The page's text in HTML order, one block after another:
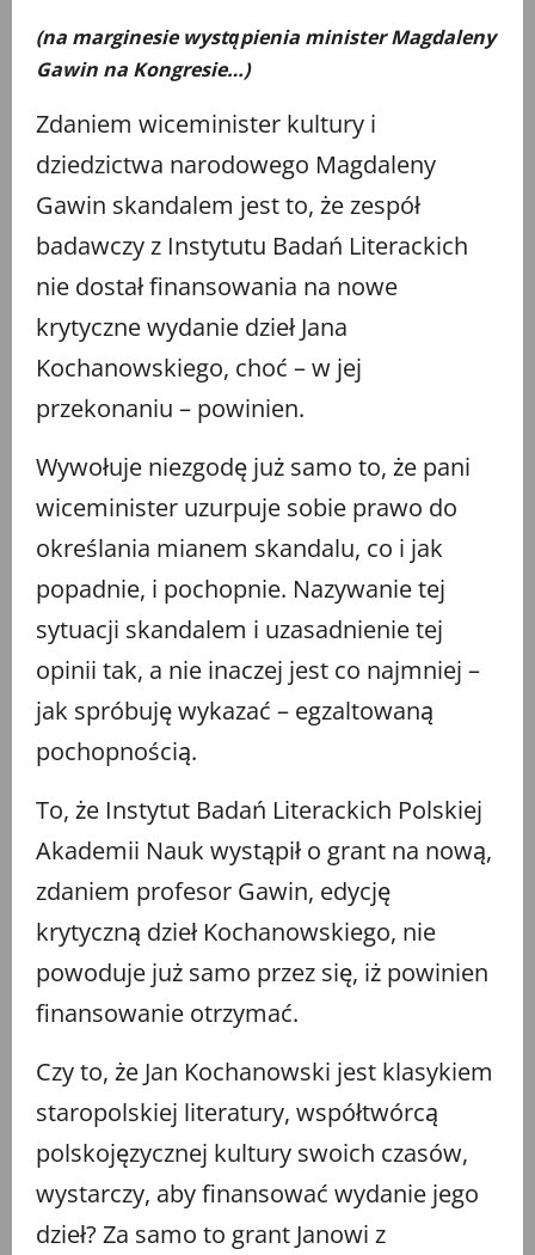
(na marginesie wystąpienia minister Magdaleny
Gawin na Kongresie…)
Zdaniem wiceminister kultury i
dziedzictwa narodowego Magdaleny
Gawin skandalem jest to, że zespół
badawczy z Instytutu Badań Literackich
nie dostał finansowania na nowe
krytyczne wydanie dzieł Jana
Kochanowskiego, choć – w jej
przekonaniu – powinien.
Wywołuje niezgodę już samo to, że pani
wiceminister uzurpuje sobie prawo do
określania mianem skandalu, co i jak
popadnie, i pochopnie. Nazywanie tej
sytuacji skandalem i uzasadnienie tej
opinii tak, a nie inaczej jest co najmniej –
jak spróbuję wykazać – egzaltowaną
pochopnością.
To, że Instytut Badań Literackich Polskiej
Akademii Nauk wystąpił o grant na nową,
zdaniem profesor Gawin, edycję
krytyczną dzieł Kochanowskiego, nie
powoduje już samo przez się, iż powinien
finansowanie otrzymać.
Czy to, że Jan Kochanowski jest klasykiem
staropolskiej literatury, współtwórcą
polskojęzycznej kultury swoich czasów,
wystarczy, aby finansować wydanie jego
dzieł? Za samo to grant Janowi z